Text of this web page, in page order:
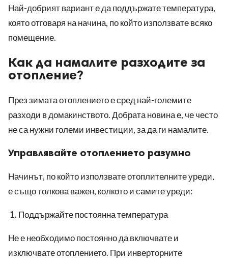
Най-добрият вариант е да поддържате температура,
която отговаря на начина, по който използвате всяко
помещение.
Как да намалите разходите за
отопление?
През зимата отоплението е сред най-големите
разходи в домакинството. Добрата новина е, че често
не са нужни големи инвестиции, за да ги намалите.
Управлявайте отоплението разумно
Начинът, по който използвате отоплителните уреди,
е също толкова важен, колкото и самите уреди:
Поддържайте постоянна температура
Не е необходимо постоянно да включвате и
изключвате отоплението. При инверторните